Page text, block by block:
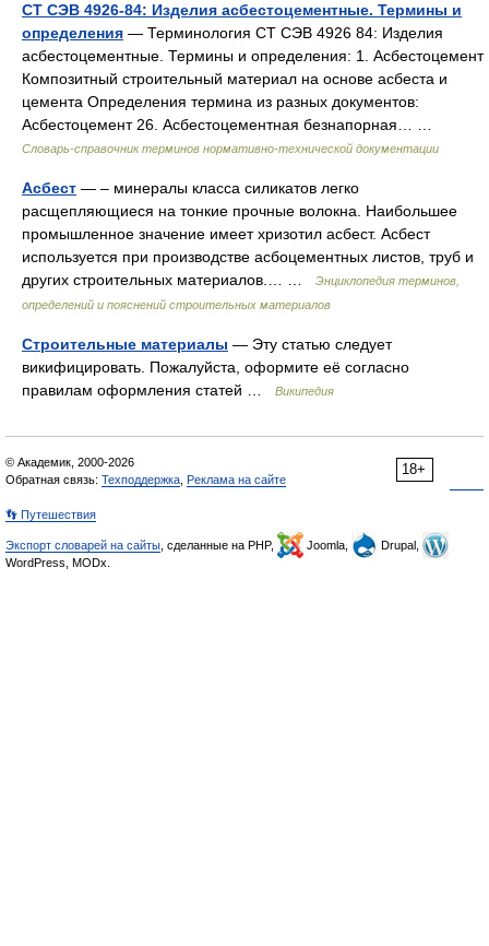
СТ СЭВ 4926-84: Изделия асбестоцементные. Термины и
определения — Терминология СТ СЭВ 4926 84: Изделия
асбестоцементные. Термины и определения: 1. Асбестоцемент
Композитный строительный материал на основе асбеста и
цемента Определения термина из разных документов:
Асбестоцемент 26. Асбестоцементная безнапорная… …
Словарь-справочник терминов нормативно-технической документации
Асбест — – минералы класса силикатов легко
расщепляющиеся на тонкие прочные волокна. Наибольшее
промышленное значение имеет хризотил асбест. Асбест
используется при производстве асбоцементных листов, труб и
других строительных материалов.… …
Энциклопедия терминов,
определений и пояснений строительных материалов
Строительные материалы — Эту статью следует
викифицировать. Пожалуйста, оформите её согласно
правилам оформления статей …
Википедия
18+
© Академик, 2000-2026
Обратная связь: Техподдержка Реклама на сайте
👣 Путешествия
Экспорт словарей на сайты , сделанные на PHP, Joomla,
Drupal,
WordPress, MODx.